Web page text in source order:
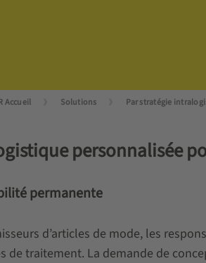
Accueil Solutions Par stratégie
personnalisée
permanente
d’articles de mode, les
de traitement. La demande de